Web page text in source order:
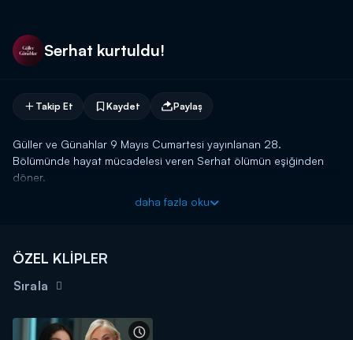
Serhat kurtuldu!
Takip Et Kaydet Paylaş
Güller ve Günahlar 9 Mayıs Cumartesi yayınlanan 28.
Bölümünde hayat mücadelesi veren Serhat ölümün eşiğinden
döner.
Güller ve Günahlar yeni bölümleriyle cumartesi akşamı
daha fazla oku
ÖZEL KLİPLER
Sırala